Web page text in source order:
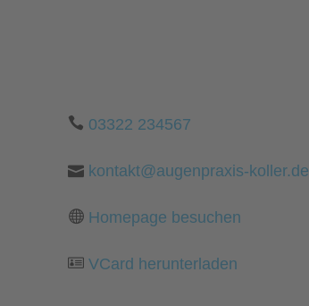
03322 234567
kontakt@augenpraxis-koller.de
Homepage besuchen
VCard herunterladen